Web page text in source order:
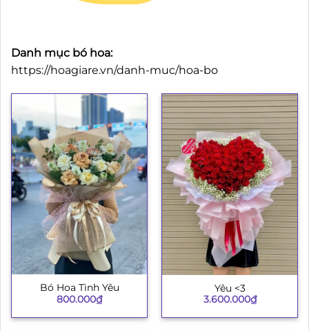
Danh mục bó hoa:
https://hoagiare.vn/danh-muc/hoa-bo
Bó Hoa Tình Yêu
800.000₫
Yêu <3
3.600.000₫